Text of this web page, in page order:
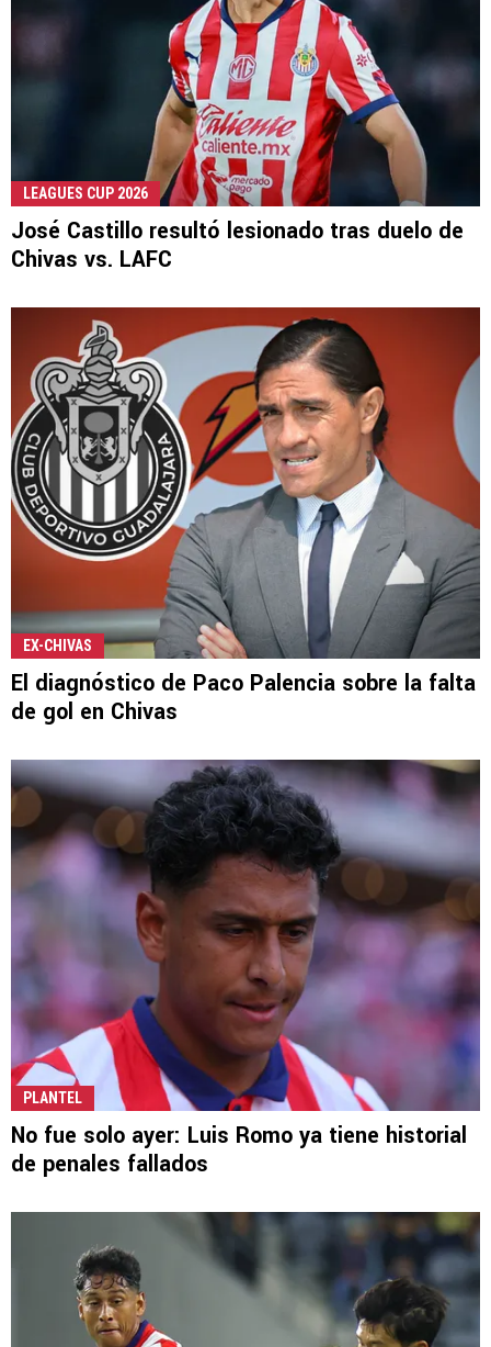
LEAGUES CUP 2026
José Castillo resultó lesionado tras duelo de
Chivas vs. LAFC
EX-CHIVAS
El diagnóstico de Paco Palencia sobre la falta
de gol en Chivas
PLANTEL
No fue solo ayer: Luis Romo ya tiene historial
de penales fallados